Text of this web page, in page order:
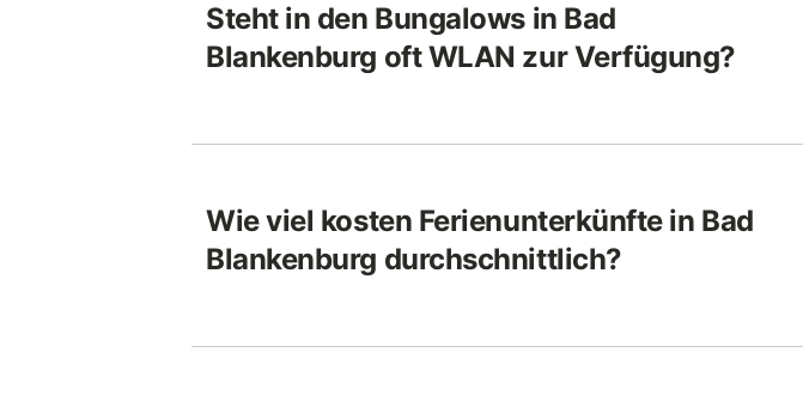
Steht in den Bungalows in Bad
Blankenburg oft WLAN zur Verfügung?
Wie viel kosten Ferienunterkünfte in Bad
Blankenburg durchschnittlich?